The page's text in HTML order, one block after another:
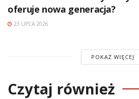
oferuje nowa generacja?
23 LIPCA 2026
POKAŻ WIĘCEJ
Czytaj również